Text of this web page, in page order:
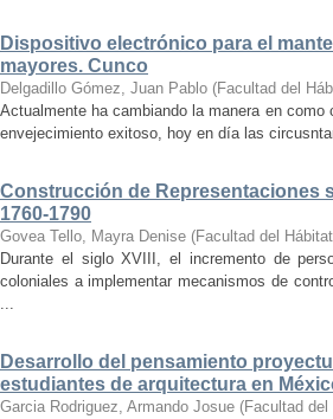
Dispositivo electrónico para el
mayores. Cunco
Delgadillo Gómez, Juan Pablo (Facultad del
Actualmente ha cambiando la manera en
envejecimiento exitoso, hoy en día las
Construcción de Representaciones
1760-1790
Govea Tello, Mayra Denise (Facultad del Hábitat
Durante el siglo XVIII, el incremento de
coloniales a implementar mecanismos de
...
Desarrollo del pensamiento
estudiantes de arquitectura en
Garcia Rodriguez, Armando Josue (Facultad del